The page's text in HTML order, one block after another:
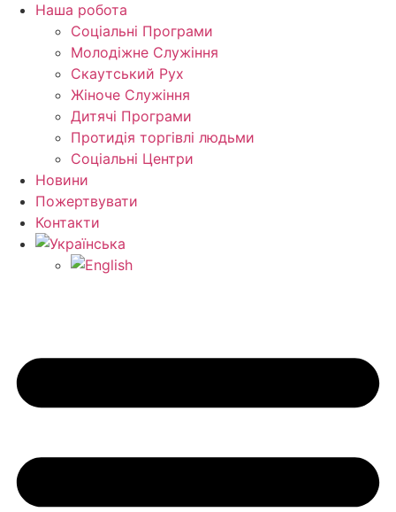
Наша робота
Соціальні Програми
Молодіжне Служіння
Скаутський Рух
Жіноче Cлужіння
Дитячі Програми
Протидія торгівлі людьми
Соціальні Центри
Новини
Пожертвувати
Контакти